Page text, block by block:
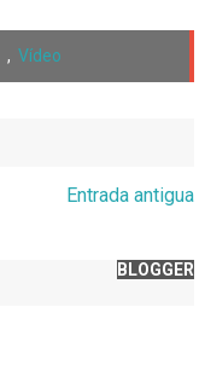
, Vídeo
Entrada antigua
BLOGGER